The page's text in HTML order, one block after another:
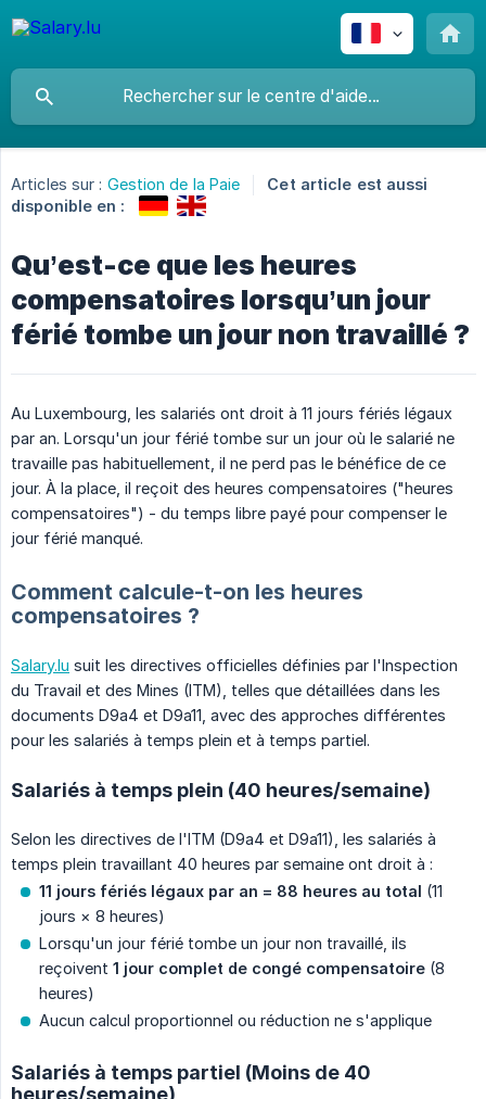
Articles sur : Gestion de la Paie
Cet article est aussi
disponible en :
Qu’est-ce que les heures
compensatoires lorsqu’un jour
férié tombe un jour non travaillé ?
Au Luxembourg, les salariés ont droit à 11 jours fériés légaux
par an. Lorsqu'un jour férié tombe sur un jour où le salarié ne
travaille pas habituellement, il ne perd pas le bénéfice de ce
jour. À la place, il reçoit des heures compensatoires ("heures
compensatoires") - du temps libre payé pour compenser le
jour férié manqué.
Comment calcule-t-on les heures
compensatoires ?
Salary.lu suit les directives officielles définies par l'Inspection
du Travail et des Mines (ITM), telles que détaillées dans les
documents D9a4 et D9a11, avec des approches différentes
pour les salariés à temps plein et à temps partiel.
Salariés à temps plein (40 heures/semaine)
Selon les directives de l'ITM (D9a4 et D9a11), les salariés à
temps plein travaillant 40 heures par semaine ont droit à :
11 jours fériés légaux par an = 88 heures au total (11
jours × 8 heures)
Lorsqu'un jour férié tombe un jour non travaillé, ils
reçoivent 1 jour complet de congé compensatoire (8
heures)
Aucun calcul proportionnel ou réduction ne s'applique
Salariés à temps partiel (Moins de 40
heures/semaine)